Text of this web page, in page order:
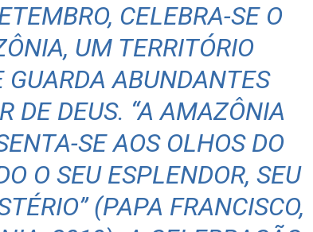
CELEBRA-SE O
UM TERRITÓRIO
GUARDA ABUNDANTES
DE DEUS. “A AMAZÔNIA
SE AOS OLHOS DO
O SEU ESPLENDOR, SEU
(PAPA FRANCISCO,